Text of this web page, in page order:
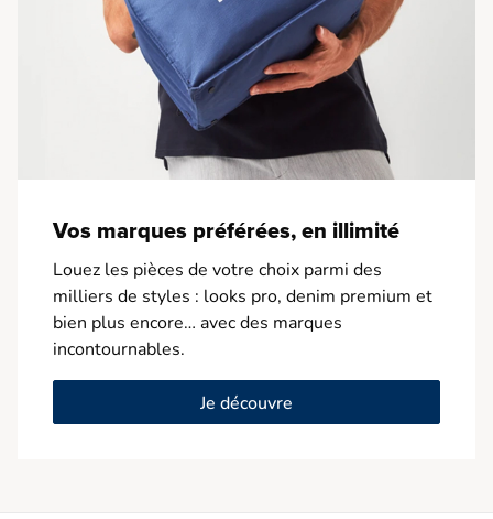
Vos marques préférées, en illimité
Louez les pièces de votre choix parmi des
milliers de styles : looks pro, denim premium et
bien plus encore… avec des marques
incontournables.
Je découvre